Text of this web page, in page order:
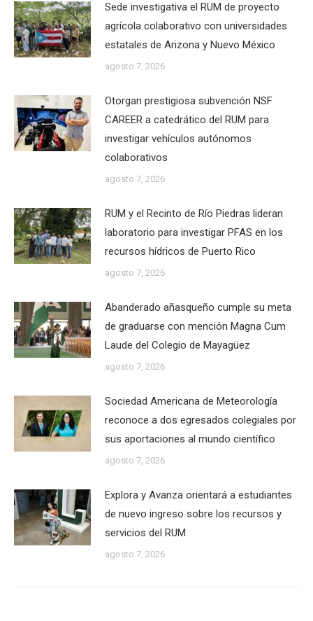
Sede investigativa el RUM de proyecto
agrícola colaborativo con universidades
estatales de Arizona y Nuevo México
agosto 7, 2026
Otorgan prestigiosa subvención NSF
CAREER a catedrático del RUM para
investigar vehículos autónomos
colaborativos
agosto 7, 2026
RUM y el Recinto de Río Piedras lideran
laboratorio para investigar PFAS en los
recursos hídricos de Puerto Rico
agosto 7, 2026
Abanderado añasqueño cumple su meta
de graduarse con mención Magna Cum
Laude del Colegio de Mayagüez
agosto 7, 2026
Sociedad Americana de Meteorología
reconoce a dos egresados colegiales por
sus aportaciones al mundo científico
agosto 7, 2026
Explora y Avanza orientará a estudiantes
de nuevo ingreso sobre los recursos y
servicios del RUM
agosto 7, 2026